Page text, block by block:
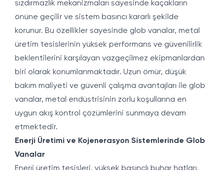
sızdırmazlık mekanizmaları sayesinde kaçakların
önüne geçilir ve sistem basıncı kararlı şekilde
korunur. Bu özellikler sayesinde glob vanalar, metal
üretim tesislerinin yüksek performans ve güvenilirlik
beklentilerini karşılayan vazgeçilmez ekipmanlardan
biri olarak konumlanmaktadır. Uzun ömür, düşük
bakım maliyeti ve güvenli çalışma avantajları ile glob
vanalar, metal endüstrisinin zorlu koşullarına en
uygun akış kontrol çözümlerini sunmaya devam
etmektedir.
Enerji Üretimi ve Kojenerasyon Sistemlerinde Glob
Vanalar